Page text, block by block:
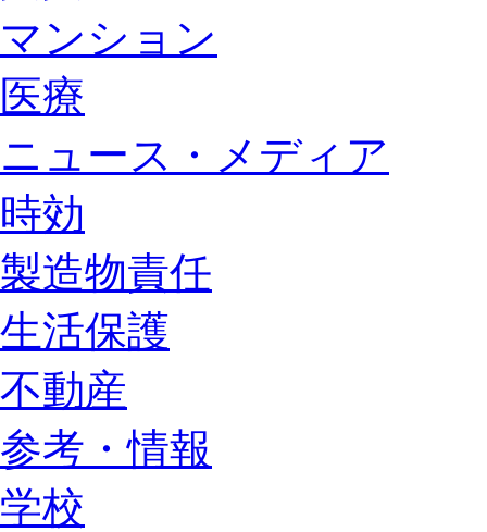
マンション
医療
ニュース・メディア
時効
製造物責任
生活保護
不動産
参考・情報
学校